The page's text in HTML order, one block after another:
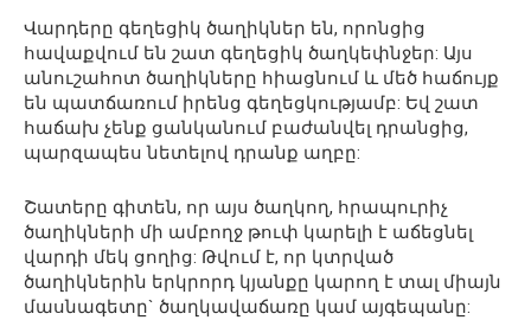
Վարդերը գեղեցիկ ծաղիկներ են, որոնցից
հավաքվում են շատ գեղեցիկ ծաղկեփնջեր: Այս
անուշահոտ ծաղիկները հիացնում և մեծ հաճույք
են պատճառում իրենց գեղեցկությամբ: Եվ շատ
հաճախ չենք ցանկանում բաժանվել դրանցից,
պարզապես նետելով դրանք աղբը:
Շատերը գիտեն, որ այս ծաղկող, հրապուրիչ
ծաղիկների մի ամբողջ թուփ կարելի է աճեցնել
վարդի մեկ ցողից: Թվում է, որ կտրված
ծաղիկներին երկրորդ կյանքը կարող է տալ միայն
մասնագետը` ծաղկավաճառը կամ այգեպանը: